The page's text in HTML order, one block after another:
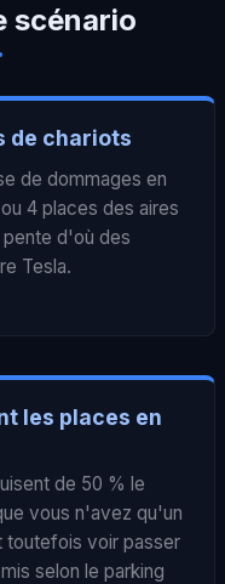
scénario
de chariots
de dommages en
4 places des aires
pente d'où des
Tesla.
les places en
de 50 % le
vous n'avez qu'un
toutefois voir passer
selon le parking